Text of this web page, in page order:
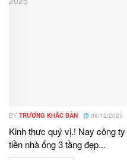
BY TRƯƠNG KHẮC BẢN 08/12/2025
Kinh thưc quý vị.! Nay công
tiền nhà ống 3 tầng đẹp...